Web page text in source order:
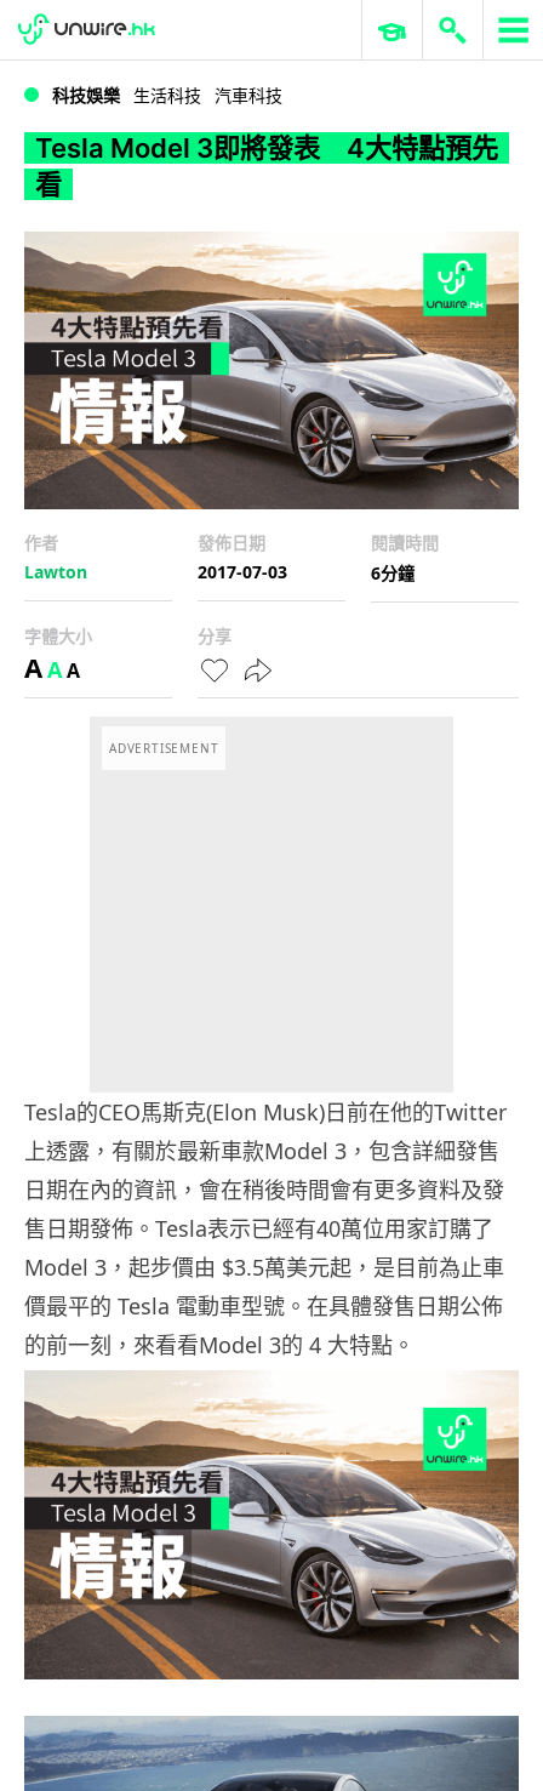
Tesla Model 3即將發表 4大特點預先看
WWDC 2026 ERP 與商業 AI
科技娛樂 生活科技 汽車科技
Tesla Model 3即將發表 4大特點預先
看
作者
Lawton
發佈日期
2017-07-03
閱讀時間
6分鐘
字體大小
AAA
分享
ADVERTISEMENT
Tesla的CEO馬斯克(Elon Musk)日前在他的Twitter
上透露，有關於最新車款Model 3，包含詳細發售
日期在內的資訊，會在稍後時間會有更多資料及發
售日期發佈。Tesla表示已經有40萬位用家訂購了
Model 3，起步價由 $3.5萬美元起，是目前為止車
價最平的 Tesla 電動車型號。在具體發售日期公佈
的前一刻，來看看Model 3的 4 大特點。